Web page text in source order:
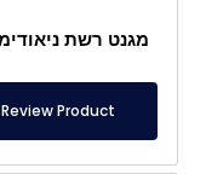
Review Product